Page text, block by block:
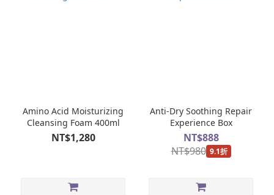
Amino Acid Moisturizing
Cleansing Foam 400ml
NT$1,280
Anti-Dry Soothing Repair
Experience Box
NT$888
NT$980 9.1折